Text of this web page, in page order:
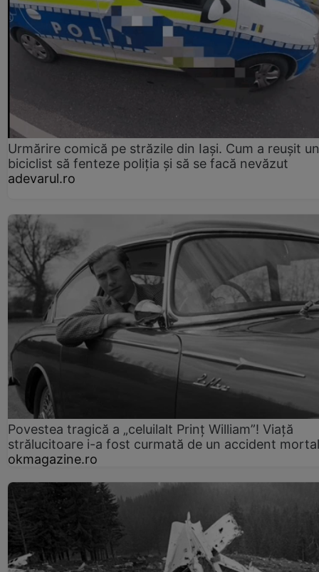
Urmărire comică pe străzile din Iași. Cum a reușit un
biciclist să fenteze poliția și să se facă nevăzut
adevarul.ro
Povestea tragică a „celuilalt Prinț William”! Viață
strălucitoare i-a fost curmată de un accident mortal
okmagazine.ro